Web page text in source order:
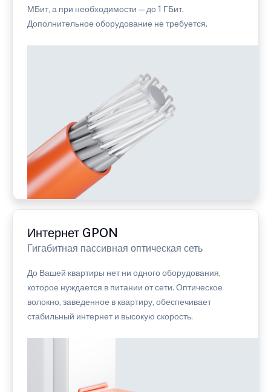
МБит, а при необходимости — до 1 ГБит.
Дополнительное оборудование не требуется.
Интернет GPON
Гигабитная пассивная оптическая сеть
До Вашей квартиры нет ни одного оборудования,
которое нуждается в питании от сети. Оптическое
волокно, заведенное в квартиру, обеспечивает
стабильный интернет и высокую скорость.